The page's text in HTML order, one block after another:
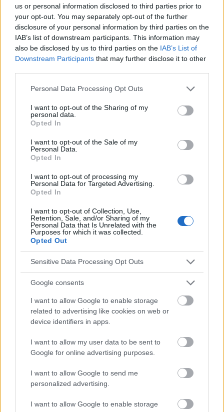
us or personal information disclosed to third parties prior to
your opt-out. You may separately opt-out of the further
disclosure of your personal information by third parties on the
IAB’s list of downstream participants. This information may
also be disclosed by us to third parties on the IAB’s List of
Downstream Participants that may further disclose it to other
Please note that this website/app uses one or more Google
not limited to your visit or usage behaviour. You may click to
grant or deny consent to Google and its third-party tags to
use your data for below specified purposes in below Google
consent section.
Personal Data Processing Opt Outs
I want to opt-out of the Sharing of my
personal data.
Opted In
I want to opt-out of the Sale of my
Personal Data.
Opted In
I want to opt-out of processing my
Personal Data for Targeted Advertising.
Opted In
I want to opt-out of Collection, Use,
Retention, Sale, and/or Sharing of my
Personal Data that Is Unrelated with the
Purposes for which it was collected.
Opted Out
Sensitive Data Processing Opt Outs
Google consents
I want to allow Google to enable storage
related to advertising like cookies on web or
device identifiers in apps.
I want to allow my user data to be sent to
Google for online advertising purposes.
I want to allow Google to send me
personalized advertising.
I want to allow Google to enable storage
Möchten Sie auf dem Laufenden bleiben?
Folgen Sie uns auf
Goo
News
ZUGEHÖRIG
Störungen - psychotisch Virtuelle-realität
Sehen Sie es auch auf english español français
Quellen
Die Inhalte und Materialien auf dieser Website dienen nur zu
Redaktion der Website sind nicht für die Ergebnisse ihrer
Anwendung verantwortlich. Bevor Sie Ratschläge oder Tipps auf
der Website verwenden, ist es unbedingt erforderlich, einen Arzt
Werbung: